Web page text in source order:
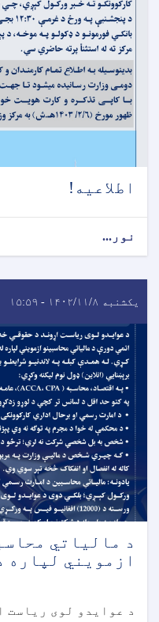
اطلاعیه!
نور...
یکشنبه ۱۴۰۲/۱۱/۸ - ۱۵:۵۹
د مالياتي
ازمويني لپاره
د عوایدو لوی ریاست